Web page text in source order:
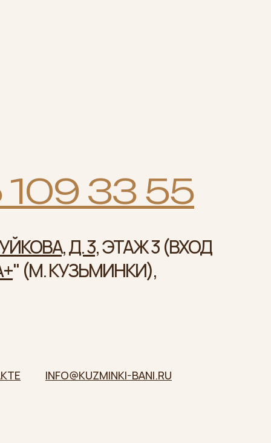
109 33 55
Д. 3,ЭТАЖ 3 (ВХОД
" (М. КУЗЬМИНКИ),
INFO@KUZMINKI-BANI.RU